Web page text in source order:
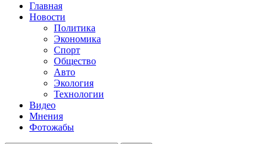
Главная
Новости
Политика
Экономика
Спорт
Общество
Авто
Экология
Технологии
Видео
Мнения
Фотожабы